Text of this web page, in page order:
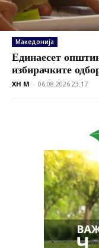
Македонија
Единаесет
избирачките
XH M - 06.08.2026 23:17